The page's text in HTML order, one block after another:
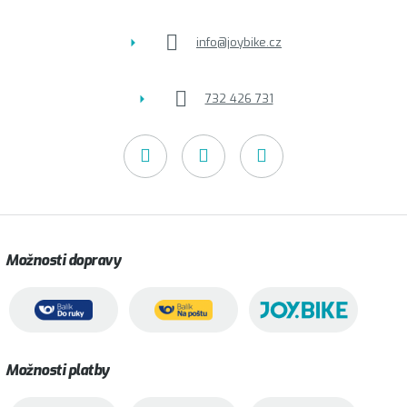
info@joybike.cz
732 426 731
Možnosti dopravy
Možnosti platby